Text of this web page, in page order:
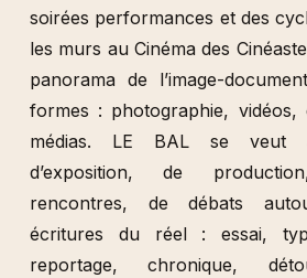
soirées performances et des
les murs au Cinéma des
panorama de l’image-
formes : photographie, vidéos,
médias. LE BAL se veut
d’exposition, de
rencontres, de débats
écritures du réel : essai,
reportage, chronique,